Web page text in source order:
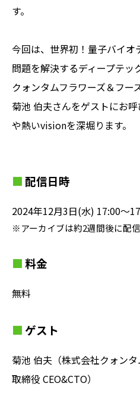
す。
今回は、世界初！量子バイオ
問題を解決するディープテッ
クォンタムフラワーズ＆フー
菊池 伯夫さんをゲストにお
や熱いvisionを深堀ります。
配信日時
2024年12月3日(水) 17:00〜
※アーカイブは約2週間後に配
料金
無料
ゲスト
菊池 伯夫（株式会社クォン
取締役 CEO&CTO）